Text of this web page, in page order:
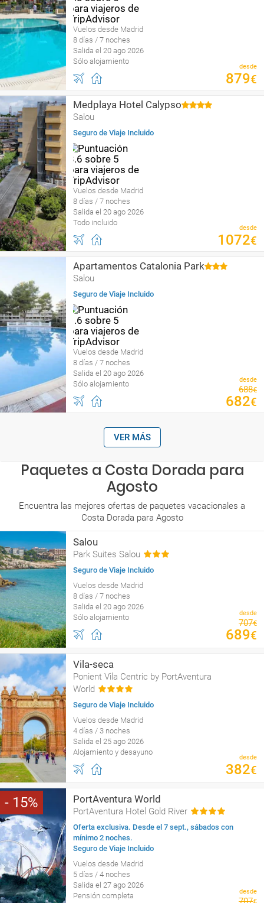
Vuelos desde Madrid
8 días / 7 noches
Salida el 20 ago 2026
Sólo alojamiento
desde
879€
Medplaya Hotel Calypso
Salou
Seguro de Viaje Incluido
Vuelos desde Madrid
8 días / 7 noches
Salida el 20 ago 2026
Todo incluido
desde
1072€
Apartamentos Catalonia Park
Salou
Seguro de Viaje Incluido
Vuelos desde Madrid
8 días / 7 noches
Salida el 20 ago 2026
Sólo alojamiento
desde
688€
682€
VER MÁS
Paquetes a Costa Dorada para
Agosto
Encuentra las mejores ofertas de paquetes vacacionales a
Costa Dorada para Agosto
Salou
Park Suites Salou
Seguro de Viaje Incluido
Vuelos desde Madrid
8 días / 7 noches
Salida el 20 ago 2026
Sólo alojamiento
desde
707€
689€
Vila-seca
Ponient Vila Centric by PortAventura
World
Seguro de Viaje Incluido
Vuelos desde Madrid
4 días / 3 noches
Salida el 25 ago 2026
Alojamiento y desayuno
desde
382€
15 PortAventura World
PortAventura Hotel Gold River
Oferta exclusiva. Desde el 7 sept., sábados con
mínimo 2 noches.
Seguro de Viaje Incluido
Vuelos desde Madrid
5 días / 4 noches
Salida el 27 ago 2026
Pensión completa
desde